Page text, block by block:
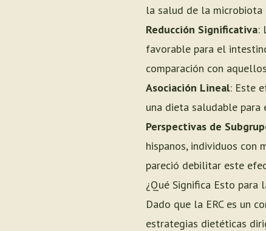
la salud de la
Reducción Significativa:
favorable para el
comparación con
Asociación Lineal: Este
una dieta saludable
Perspectivas de
hispanos, individuos con
pareció debilitar este
¿Qué Significa Esto para
Dado que la ERC es un
estrategias dietéticas